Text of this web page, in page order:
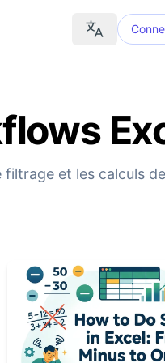
et les calculs